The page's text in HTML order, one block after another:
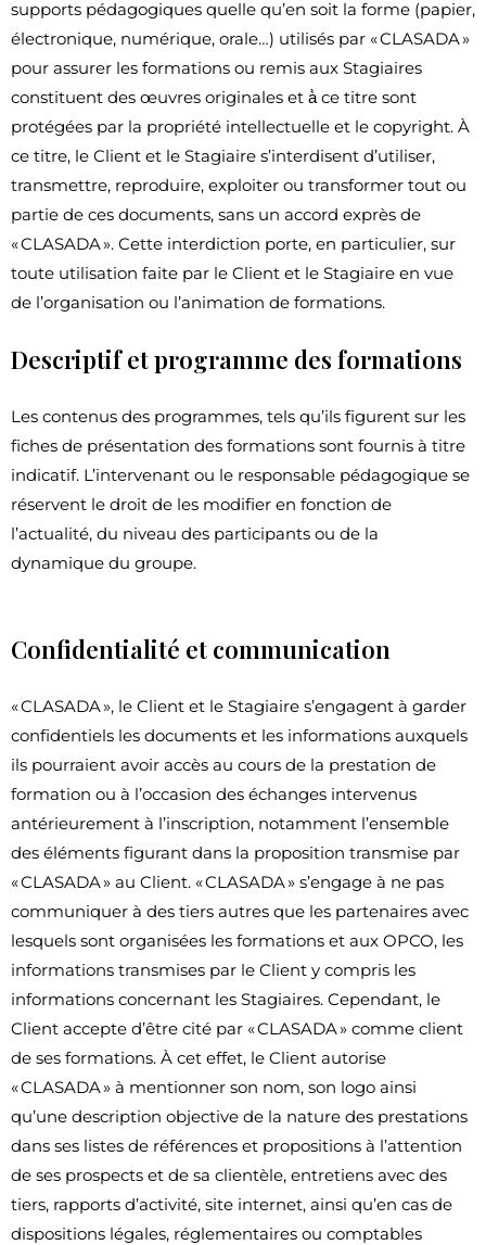
supports pédagogiques quelle qu’en soit la forme (papier,
électronique, numérique, orale…) utilisés par « CLASADA »
pour assurer les formations ou remis aux Stagiaires
constituent des œuvres originales et à̀ ce titre sont
protégées par la propriété intellectuelle et le copyright. À
ce titre, le Client et le Stagiaire s’interdisent d’utiliser,
transmettre, reproduire, exploiter ou transformer tout ou
partie de ces documents, sans un accord exprès de
« CLASADA ». Cette interdiction porte, en particulier, sur
toute utilisation faite par le Client et le Stagiaire en vue
de l’organisation ou l’animation de formations.
Descriptif et programme des formations
Les contenus des programmes, tels qu’ils figurent sur les
fiches de présentation des formations sont fournis à titre
indicatif. L’intervenant ou le responsable pédagogique se
réservent le droit de les modifier en fonction de
l’actualité, du niveau des participants ou de la
dynamique du groupe.
Confidentialité et communication
« CLASADA », le Client et le Stagiaire s’engagent à garder
confidentiels les documents et les informations auxquels
ils pourraient avoir accès au cours de la prestation de
formation ou à l’occasion des échanges intervenus
antérieurement à l’inscription, notamment l’ensemble
des éléments figurant dans la proposition transmise par
« CLASADA » au Client. « CLASADA » s’engage à ne pas
communiquer à des tiers autres que les partenaires avec
lesquels sont organisées les formations et aux OPCO, les
informations transmises par le Client y compris les
informations concernant les Stagiaires. Cependant, le
Client accepte d’être cité par « CLASADA » comme client
de ses formations. À cet effet, le Client autorise
« CLASADA » à mentionner son nom, son logo ainsi
qu’une description objective de la nature des prestations
dans ses listes de références et propositions à l’attention
de ses prospects et de sa clientèle, entretiens avec des
tiers, rapports d’activité, site internet, ainsi qu’en cas de
dispositions légales, réglementaires ou comptables